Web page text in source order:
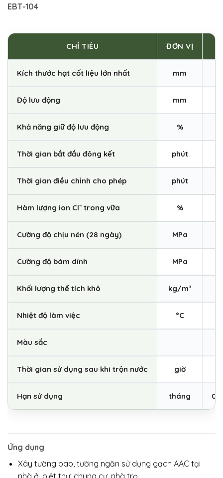
EBT-104
CHỈ TIÊU ĐƠN VỊ
Kích thước hạt cốt liệu lớn nhất mm
Độ lưu động mm
Khả năng giữ độ lưu động %
Thời gian bắt đầu đông kết phút
Thời gian điều chỉnh cho phép phút
Hàm lượng ion Cl⁻ trong vữa %
Cường độ chịu nén (28 ngày) MPa
Cường độ bám dính MPa
Khối lượng thể tích khô kg/m³
Nhiệt độ làm việc °C
Màu sắc
Thời gian sử dụng sau khi trộn nước giờ
Hạn sử dụng tháng 06
Ứng dụng
Xây tường bao, tường ngăn sử dụng gạch AAC tại